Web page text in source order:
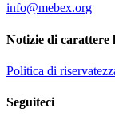
info@mebex.org
Notizie di carattere
Politica di
Seguiteci